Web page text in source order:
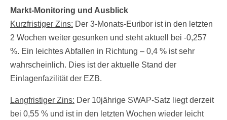
Markt-Monitoring und Ausblick
Kurzfristiger Zins: Der 3-Monats-Euribor ist in den letzten
2 Wochen weiter gesunken und steht aktuell bei -0,257
%. Ein leichtes Abfallen in Richtung – 0,4 % ist sehr
wahrscheinlich. Dies ist der aktuelle Stand der
Einlagenfazilität der EZB.
Langfristiger Zins: Der 10jährige SWAP-Satz liegt derzeit
bei 0,55 % und ist in den letzten Wochen wieder leicht